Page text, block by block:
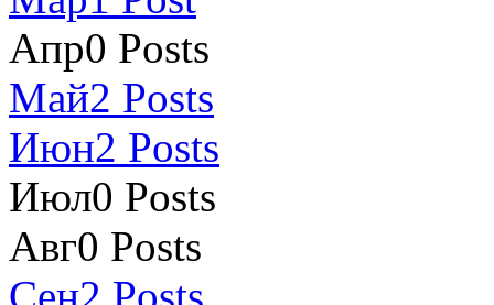
Апр0 Posts
Май2 Posts
Июн2 Posts
Июл0 Posts
Авг0 Posts